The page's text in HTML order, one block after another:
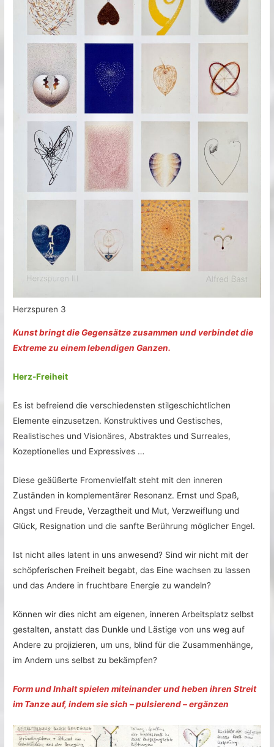
Herzspuren 3
Kunst bringt die Gegensätze zusammen und verbindet die
Extreme zu einem lebendigen Ganzen.
Herz-Freiheit
Es ist befreiend die verschiedensten stilgeschichtlichen
Elemente einzusetzen. Konstruktives und Gestisches,
Realistisches und Visionäres, Abstraktes und Surreales,
Kozeptionelles und Expressives …
Diese geäüßerte Fromenvielfalt steht mit den inneren
Zuständen in komplementärer Resonanz. Ernst und Spaß,
Angst und Freude, Verzagtheit und Mut, Verzweiflung und
Glück, Resignation und die sanfte Berührung möglicher Engel.
Ist nicht alles latent in uns anwesend? Sind wir nicht mit der
schöpferischen Freiheit begabt, das Eine wachsen zu lassen
und das Andere in fruchtbare Energie zu wandeln?
Können wir dies nicht am eigenen, inneren Arbeitsplatz selbst
gestalten, anstatt das Dunkle und Lästige von uns weg auf
Andere zu projizieren, um uns, blind für die Zusammenhänge,
im Andern uns selbst zu bekämpfen?
Form und Inhalt spielen miteinander und heben ihren Streit
im Tanze auf, indem sie sich – pulsierend – ergänzen